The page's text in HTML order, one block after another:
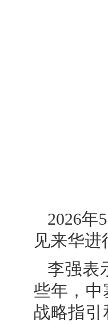
2026年
见来华
李强表
些年，中
战略指